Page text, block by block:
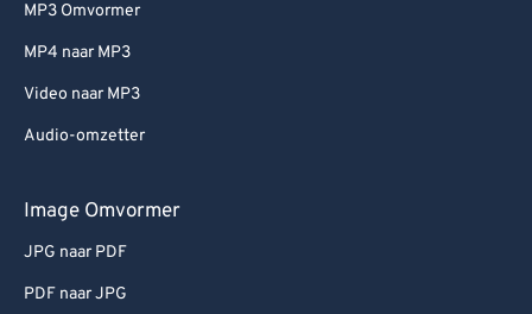
MP3 Omvormer
MP4 naar MP3
Video naar MP3
Audio-omzetter
Image Omvormer
JPG naar PDF
PDF naar JPG